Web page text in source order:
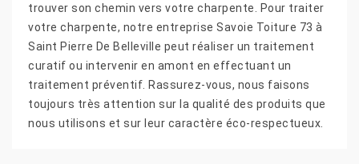
trouver son chemin vers votre charpente. Pour traiter
votre charpente, notre entreprise Savoie Toiture 73 à
Saint Pierre De Belleville peut réaliser un traitement
curatif ou intervenir en amont en effectuant un
traitement préventif. Rassurez-vous, nous faisons
toujours très attention sur la qualité des produits que
nous utilisons et sur leur caractère éco-respectueux.